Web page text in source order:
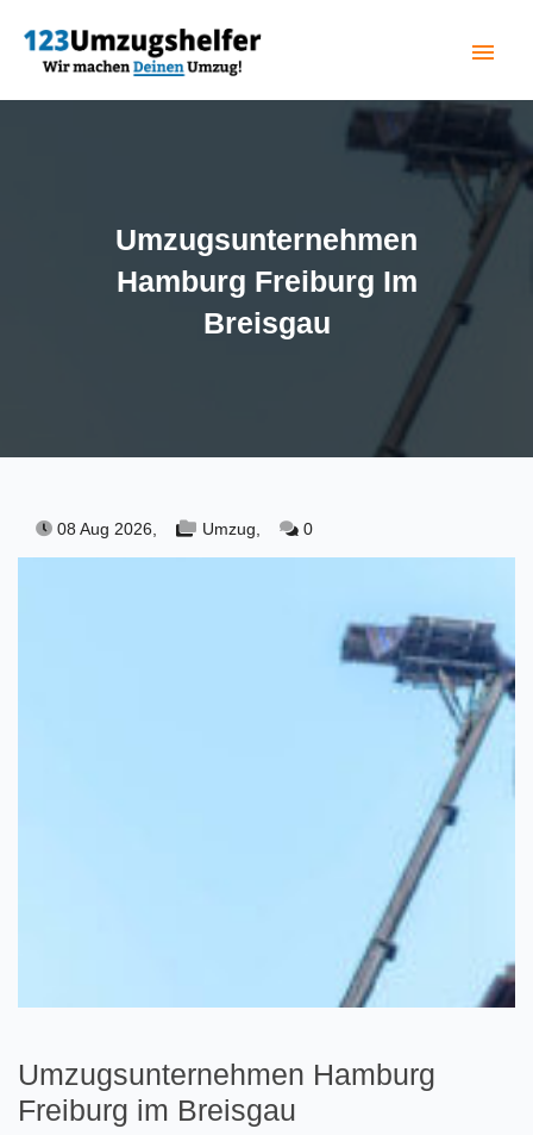
menu
(current)
Umzugsunternehmen
Hamburg Freiburg Im
Breisgau
08 Aug 2026, Umzug, 0
Umzugsunternehmen Hamburg
Freiburg im Breisgau